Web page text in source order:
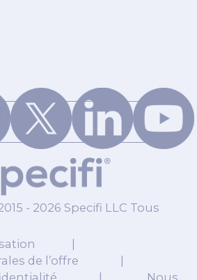
- 2026 Specifi LLC Tous
|
de l’offre |
| Nous